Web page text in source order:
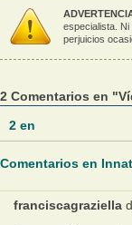
especialista. Ni
perjuicios
2 Comentarios en
2en
Comentarios en
franciscagraziella